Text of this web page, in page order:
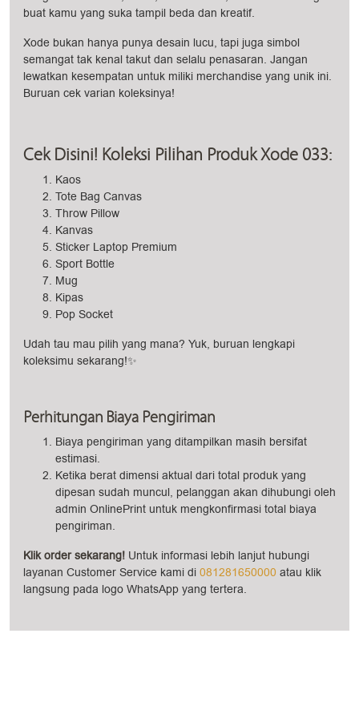
buat kamu yang suka tampil beda dan kreatif.
Xode bukan hanya punya desain lucu, tapi juga simbol
semangat tak kenal takut dan selalu penasaran. Jangan
lewatkan kesempatan untuk miliki merchandise yang unik ini.
Buruan cek varian koleksinya!
Cek Disini! Koleksi Pilihan Produk Xode 033:
Kaos
Tote Bag Canvas
Throw Pillow
Kanvas
Sticker Laptop Premium
Sport Bottle
Mug
Kipas
Pop Socket
Udah tau mau pilih yang mana? Yuk, buruan lengkapi
koleksimu sekarang!✨
Perhitungan Biaya Pengiriman
Biaya pengiriman yang ditampilkan masih bersifat
estimasi.
Ketika berat dimensi aktual dari total produk yang
dipesan sudah muncul, pelanggan akan dihubungi oleh
admin OnlinePrint untuk mengkonfirmasi total biaya
pengiriman.
Klik order sekarang! Untuk informasi lebih lanjut hubungi
layanan Customer Service kami di 081281650000 atau klik
langsung pada logo WhatsApp yang tertera.